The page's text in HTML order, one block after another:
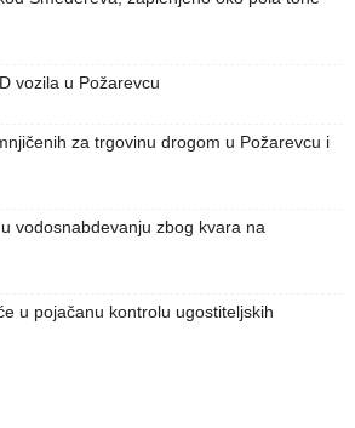
vozila u Požarevcu
za trgovinu drogom u Požarevcu i
vodosnabdevanju zbog kvara na
u pojačanu kontrolu ugostiteljskih